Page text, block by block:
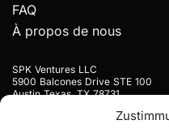
FAQ
À propos de nous
SPK Ventures LLC
5900 Balcones Drive STE 100
Austin Texas, TX 78731